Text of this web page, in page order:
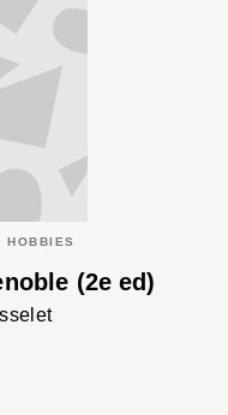
HOBBIES
(2e ed)